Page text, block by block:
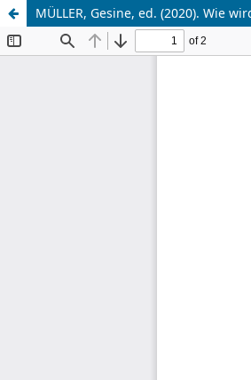
MÜLLER, Gesine, ed. (2020). Wie